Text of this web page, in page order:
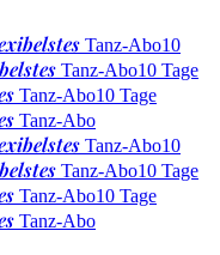
Tanz-Abo10
Tanz-Abo10 Tage
Tanz-Abo10 Tage
Tanz-Abo
Tanz-Abo10
Tanz-Abo10 Tage
Tanz-Abo10 Tage
Tanz-Abo